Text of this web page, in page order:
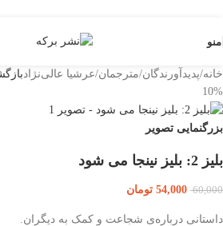
منو
خانه/پدیدآورندگان/مترجمان/عرشیا عالی‌نژاد
10%
بزرگنمایی تصویر
بلیز 2: بلیز نینجا می شود
60,000
54,000 تومان
داستانی درباره‌ی شجاعت و کمک به دیگران.